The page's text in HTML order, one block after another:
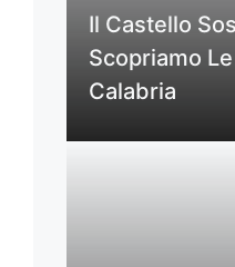
Il Castello
Scopriamo
Calabria